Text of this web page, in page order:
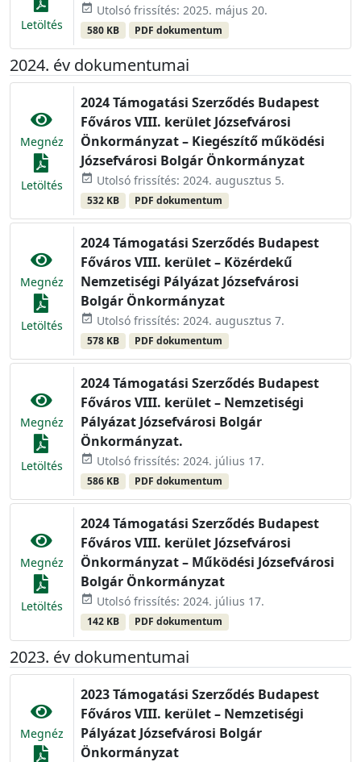
Letöltés
event_available Utolsó frissítés: 2025. május 20.
580 KB PDF dokumentum
2024. év dokumentumai
Megnéz
Letöltés
2024 Támogatási Szerződés Budapest
Főváros VIII. kerület Józsefvárosi
Önkormányzat – Kiegészítő működési
Józsefvárosi Bolgár Önkormányzat
event_available Utolsó frissítés: 2024. augusztus 5.
532 KB PDF dokumentum
Megnéz
Letöltés
2024 Támogatási Szerződés Budapest
Főváros VIII. kerület – Közérdekű
Nemzetiségi Pályázat Józsefvárosi
Bolgár Önkormányzat
event_available Utolsó frissítés: 2024. augusztus 7.
578 KB PDF dokumentum
Megnéz
Letöltés
2024 Támogatási Szerződés Budapest
Főváros VIII. kerület – Nemzetiségi
Pályázat Józsefvárosi Bolgár
Önkormányzat.
event_available Utolsó frissítés: 2024. július 17.
586 KB PDF dokumentum
Megnéz
Letöltés
2024 Támogatási Szerződés Budapest
Főváros VIII. kerület Józsefvárosi
Önkormányzat – Működési Józsefvárosi
Bolgár Önkormányzat
event_available Utolsó frissítés: 2024. július 17.
142 KB PDF dokumentum
2023. év dokumentumai
Megnéz
2023 Támogatási Szerződés Budapest
Főváros VIII. kerület – Nemzetiségi
Pályázat Józsefvárosi Bolgár
Önkormányzat